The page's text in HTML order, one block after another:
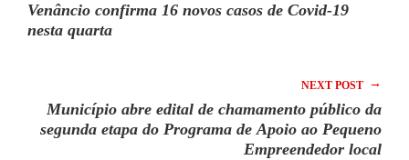
Venâncio confirma 16 novos casos de Covid-19
nesta quarta
NEXT POST →
Município abre edital de chamamento público da
segunda etapa do Programa de Apoio ao Pequeno
Empreendedor local